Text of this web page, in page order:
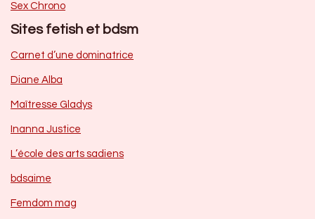
Sex Chrono
Sites fetish et bdsm
Carnet d’une dominatrice
Diane Alba
Maîtresse Gladys
Inanna Justice
L’école des arts sadiens
bdsaime
Femdom mag